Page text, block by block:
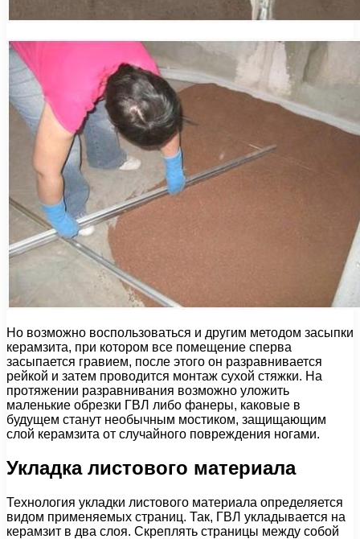
Но возможно воспользоваться и другим методом засыпки
керамзита, при котором все помещение сперва
засыпается гравием, после этого он разравнивается
рейкой и затем проводится монтаж сухой стяжки. На
протяжении разравнивания возможно уложить
маленькие обрезки ГВЛ либо фанеры, каковые в
будущем станут необычным мостиком, защищающим
слой керамзита от случайного повреждения ногами.
Укладка листового материала
Технология укладки листового материала определяется
видом применяемых страниц. Так, ГВЛ укладывается на
керамзит в два слоя. Скреплять страницы между собой